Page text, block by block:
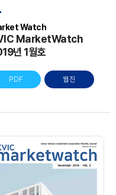
Watch
MarketWatch
년 1월호
PDF 웹진